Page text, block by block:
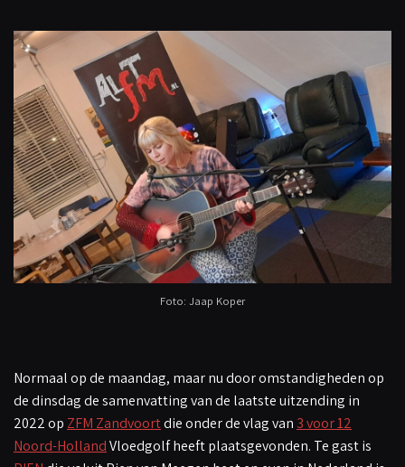
Foto: Jaap Koper
Normaal op de maandag, maar nu door omstandigheden op
de dinsdag de samenvatting van de laatste uitzending in
2022 op ZFM Zandvoortdie onder de vlag van 3 voor 12
Noord-HollandVloedgolf heeft plaatsgevonden. Te gast is